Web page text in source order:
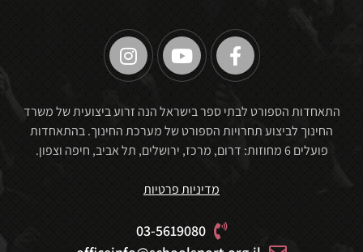
התאחדות הספורט לבתי ספר בישראל הנה זרוע ביצועית של משרד
החינוך לביצוע תחרויות הספורט של מערכת החינוך. בהתאחדות
פועלים 6 מחוזות: דרום, מרכז, ירושלים, תל אביב, חיפה וצפון.
מדיניות פרטיות
03-5619080